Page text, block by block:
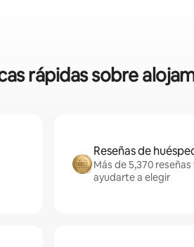
rápidas sobre
Reseñas de
Más de 5,370
ayudarte a elegir